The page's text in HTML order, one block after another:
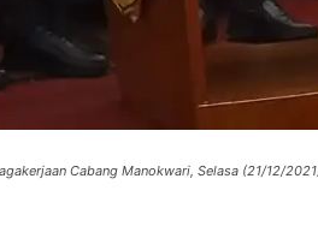
Cabang Manokwari, Selasa (21/12/